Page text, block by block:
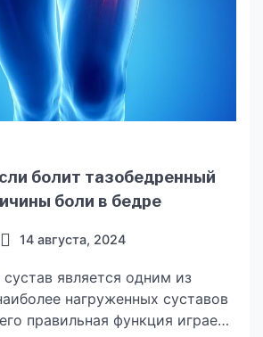
болит тазобедренный
боли в бедре
14 августа, 2024
является одним из
нагруженных суставов
правильная функция играет